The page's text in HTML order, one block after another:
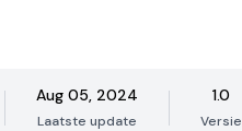
Aug 05, 2024
Laatste update
1.0
Versie